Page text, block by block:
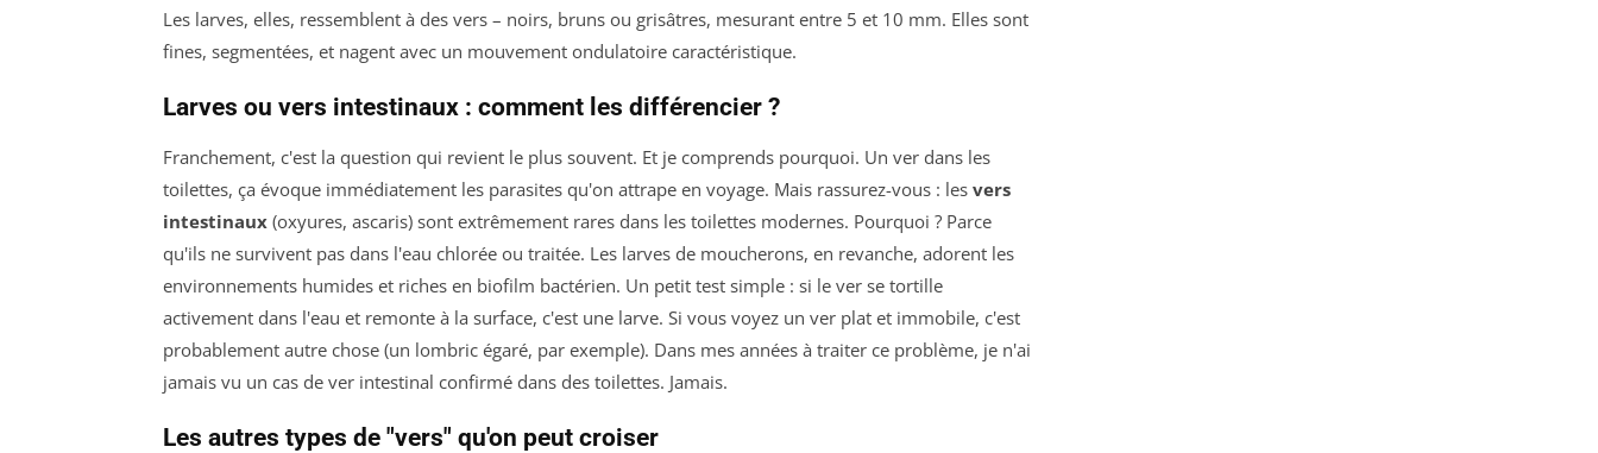
Les larves, elles, ressemblent à des vers – noirs, bruns ou grisâtres, mesurant entre 5 et 10 mm. Elles sont
fines, segmentées, et nagent avec un mouvement ondulatoire caractéristique.
Larves ou vers intestinaux : comment les différencier ?
Franchement, c'est la question qui revient le plus souvent. Et je comprends pourquoi. Un ver dans les
toilettes, ça évoque immédiatement les parasites qu'on attrape en voyage. Mais rassurez-vous : les vers
intestinaux (oxyures, ascaris) sont extrêmement rares dans les toilettes modernes. Pourquoi ? Parce
qu'ils ne survivent pas dans l'eau chlorée ou traitée. Les larves de moucherons, en revanche, adorent les
environnements humides et riches en biofilm bactérien. Un petit test simple : si le ver se tortille
activement dans l'eau et remonte à la surface, c'est une larve. Si vous voyez un ver plat et immobile, c'est
probablement autre chose (un lombric égaré, par exemple). Dans mes années à traiter ce problème, je n'ai
jamais vu un cas de ver intestinal confirmé dans des toilettes. Jamais.
Les autres types de "vers" qu'on peut croiser